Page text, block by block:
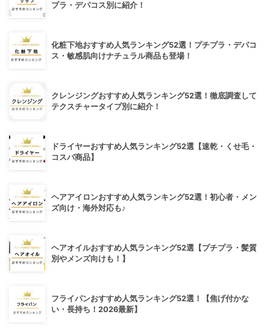
プラ・デパコス別に紹介！
化粧下地おすすめ人気ランキング52選！プチプラ・デパコ
ス・敏感肌向けナチュラル商品も登場！
クレンジングおすすめ人気ランキング52選！徹底調査して
テクスチャータイプ別に紹介！
ドライヤーおすすめ人気ランキング52選【速乾・くせ毛・
コスパ商品】
ヘアアイロンおすすめ人気ランキング52選！初心者・メン
ズ向け・海外対応も♪
ヘアオイルおすすめ人気ランキング52選【プチプラ・髪質
別やメンズ向けも！】
フライパンおすすめ人気ランキング52選！【焦げ付かな
い・長持ち！2026最新】